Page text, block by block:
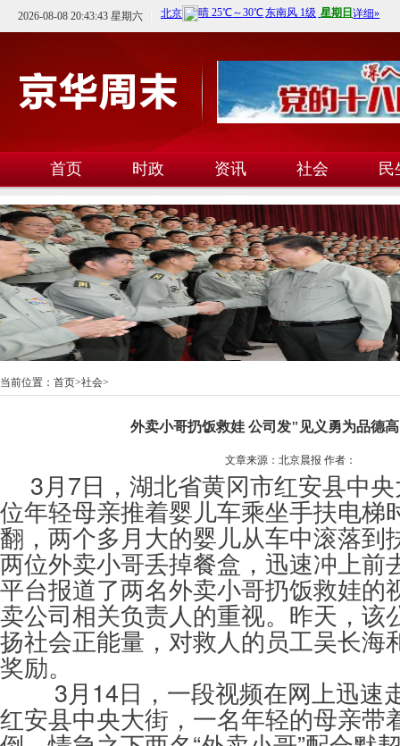
2026-08-08 20:43:44 星期六
首页 时政 资讯 社会
民
文教
卫生 科技
当前位置： 首页>社会>
外卖小哥扔饭救娃 公司发"见义勇为品德
文章来源：北京晨报 作者：
3月7日，湖北省黄冈市红安县中
位年轻母亲推着婴儿车乘坐手扶电梯
翻，两个多月大的婴儿从车中滚落到
两位外卖小哥丢掉餐盒，迅速冲上前
平台报道了两名外卖小哥扔饭救娃的
卖公司相关负责人的重视。昨天，该
扬社会正能量，对救人的员工吴长海
奖励。
3月14日，一段视频在网上迅速
红安县中央大街，一名年轻的母亲带